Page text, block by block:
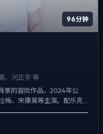
96分钟
、河正宇 等
景的冒险作品，2024年公
梅、宋康昊等主演。配乐克